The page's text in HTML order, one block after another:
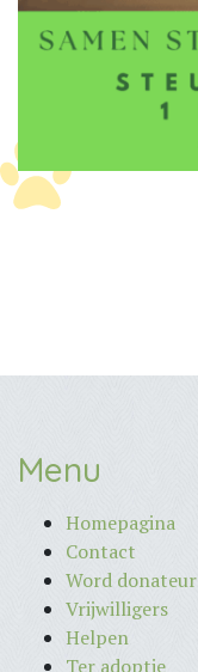
Menu
Homepagina
Contact
Word donateur
Vrijwilligers
Helpen
Ter adoptie